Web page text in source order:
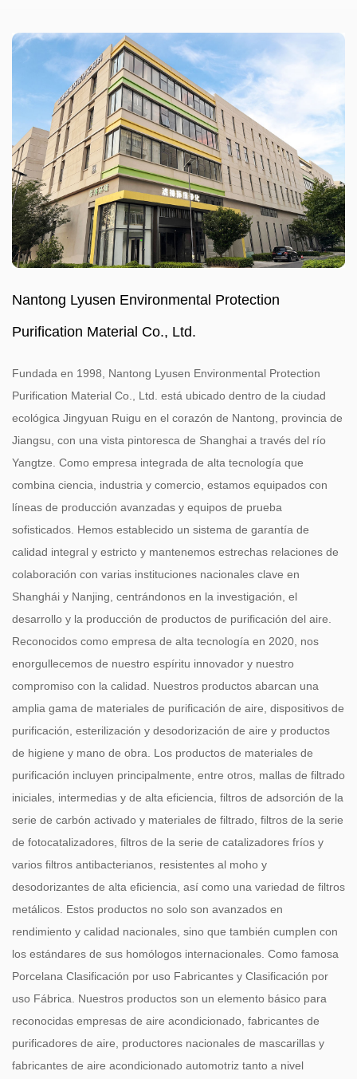
Nantong Lyusen Environmental Protection
Purification Material Co., Ltd.
Fundada en 1998, Nantong Lyusen Environmental Protection
Purification Material Co., Ltd. está ubicado dentro de la ciudad
ecológica Jingyuan Ruigu en el corazón de Nantong, provincia de
Jiangsu, con una vista pintoresca de Shanghai a través del río
Yangtze. Como empresa integrada de alta tecnología que
combina ciencia, industria y comercio, estamos equipados con
líneas de producción avanzadas y equipos de prueba
sofisticados. Hemos establecido un sistema de garantía de
calidad integral y estricto y mantenemos estrechas relaciones de
colaboración con varias instituciones nacionales clave en
Shanghái y Nanjing, centrándonos en la investigación, el
desarrollo y la producción de productos de purificación del aire.
Reconocidos como empresa de alta tecnología en 2020, nos
enorgullecemos de nuestro espíritu innovador y nuestro
compromiso con la calidad. Nuestros productos abarcan una
amplia gama de materiales de purificación de aire, dispositivos de
purificación, esterilización y desodorización de aire y productos
de higiene y mano de obra. Los productos de materiales de
purificación incluyen principalmente, entre otros, mallas de filtrado
iniciales, intermedias y de alta eficiencia, filtros de adsorción de la
serie de carbón activado y materiales de filtrado, filtros de la serie
de fotocatalizadores, filtros de la serie de catalizadores fríos y
varios filtros antibacterianos, resistentes al moho y
desodorizantes de alta eficiencia, así como una variedad de filtros
metálicos. Estos productos no solo son avanzados en
rendimiento y calidad nacionales, sino que también cumplen con
los estándares de sus homólogos internacionales. Como famosa
Porcelana Clasificación por uso Fabricantes y Clasificación por
uso Fábrica . Nuestros productos son un elemento básico para
reconocidas empresas de aire acondicionado, fabricantes de
purificadores de aire, productores nacionales de mascarillas y
fabricantes de aire acondicionado automotriz tanto a nivel